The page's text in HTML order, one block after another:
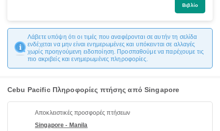
Βιβλίο
Λάβετε υπόψη ότι οι τιμές που αναφέρονται σε αυτήν τη σελίδα
ενδέχεται να μην είναι ενημερωμένες και υπόκεινται σε αλλαγές
χωρίς προηγούμενη ειδοποίηση. Προσπαθούμε να παρέχουμε τις
πιο ακριβείς και ενημερωμένες πληροφορίες.
Cebu Pacific Πληροφορίες πτήσης από Singapore
Αποκλειστικές προσφορές πτήσεων
Singapore - Manila